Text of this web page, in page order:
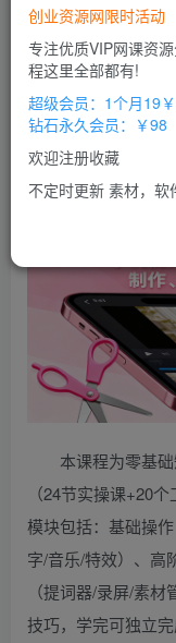
超级会员
您当前未登录！建
本课程为零基
（24节实操课+20
模块包括：基础操
字/音乐/特效）、高
（提词器/录屏/素
技巧，学完可独立
创业资源网限时活动
专注优质VIP网课资
程这里全部都有!
超级会员：1个月19
钻石永久会员：￥98
欢迎注册收藏
不定时更新 素材，